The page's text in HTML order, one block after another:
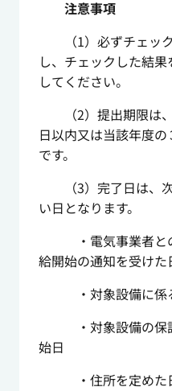
注意事項
（1）必ずチェッ
し、チェックした結
してください。
（2）提出期限は、
日以内又は当該年度
です。
（3）完了日は、次
い日となります。
・電気事業者との
給開始の通知を受けた
・対象設備に係る
・対象設備の保証
始日
・住所を定めた